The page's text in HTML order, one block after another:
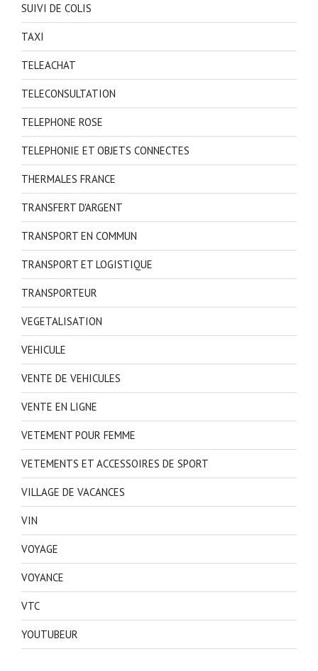
SUIVI DE COLIS
TAXI
TELEACHAT
TELECONSULTATION
TELEPHONE ROSE
TELEPHONIE ET OBJETS CONNECTES
THERMALES FRANCE
TRANSFERT D'ARGENT
TRANSPORT EN COMMUN
TRANSPORT ET LOGISTIQUE
TRANSPORTEUR
VEGETALISATION
VEHICULE
VENTE DE VEHICULES
VENTE EN LIGNE
VETEMENT POUR FEMME
VETEMENTS ET ACCESSOIRES DE SPORT
VILLAGE DE VACANCES
VIN
VOYAGE
VOYANCE
VTC
YOUTUBEUR